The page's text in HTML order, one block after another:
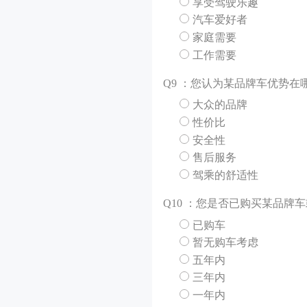
汽车爱好者
家庭需要
工作需要
Q9 ：您认为某品牌车优势在
大众的品牌
性价比
安全性
售后服务
驾乘的舒适性
Q10 ：您是否已购买某品牌
已购车
暂无购车考虑
五年内
三年内
一年内